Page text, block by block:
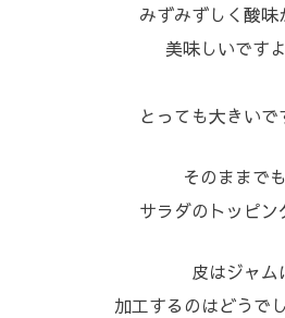
みずみずしく酸味
美味しいです
とっても大きいで
そのままでも
サラダのトッピン
皮はジャム
加工するのはどうで